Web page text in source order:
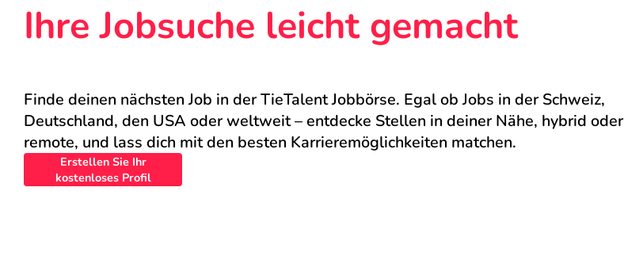
Ihre Jobsuche leicht gemacht
Finde deinen nächsten Job in der TieTalent Jobbörse. Egal ob Jobs in der Schweiz,
Deutschland, den USA oder weltweit – entdecke Stellen in deiner Nähe, hybrid oder
remote, und lass dich mit den besten Karrieremöglichkeiten matchen.
Erstellen Sie Ihr
kostenloses Profil